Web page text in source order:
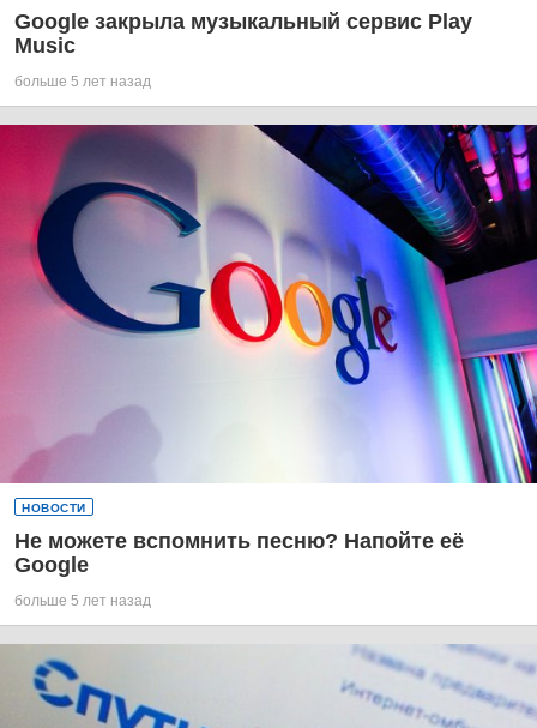
Google закрыла музыкальный сервис Play
Music
больше 5 лет назад
НОВОСТИ
Не можете вспомнить песню? Напойте её
Google
больше 5 лет назад